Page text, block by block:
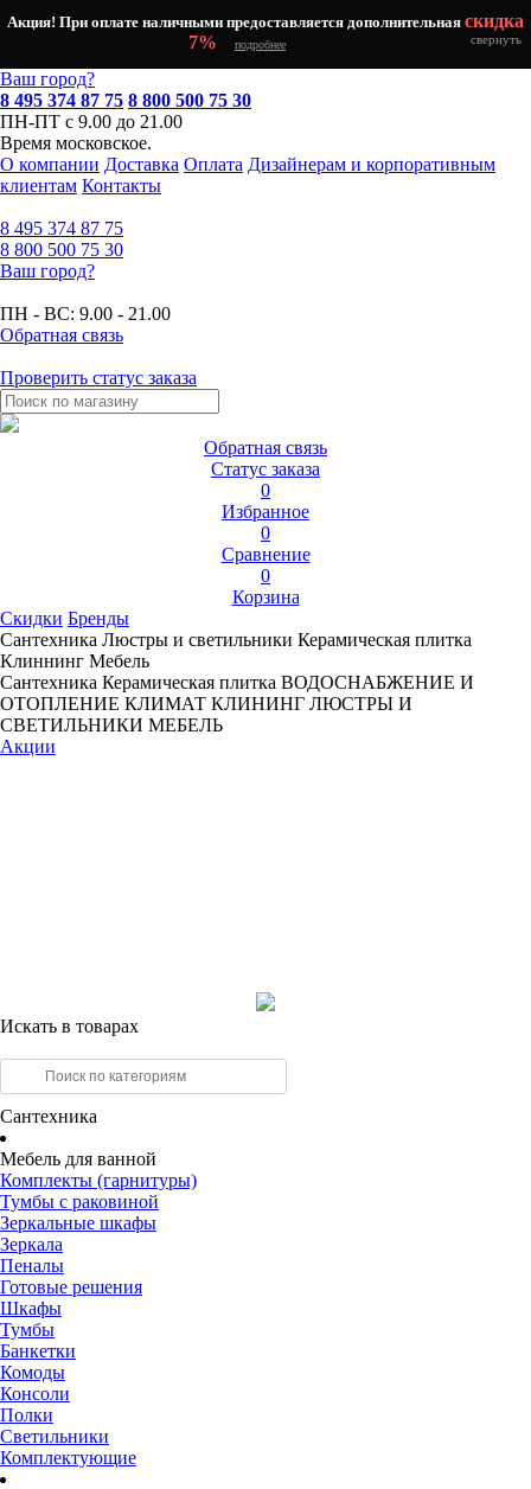
Акция! При оплате наличными предоставляется дополнительная скидка
7%
подробнее свернуть
Ваш город?
8 495 374 87 75 8 800 500 75 30
ПН-ПТ с 9.00 до 21.00
Время московское.
О компании Доставка Оплата Дизайнерам и корпоративным
клиентам Контакты
8 495 374 87 75
8 800 500 75 30
Ваш город?
ПН - ВС: 9.00 - 21.00
Обратная связь
Проверить статус заказа
Обратная связь
Статус заказа
0
Избранное
0
Сравнение
0
Корзина
Скидки Бренды
Сантехника Люстры и светильники Керамическая плитка
Клиннинг Мебель
Сантехника Керамическая плитка ВОДОСНАБЖЕНИЕ И
ОТОПЛЕНИЕ КЛИМАТ КЛИНИНГ ЛЮСТРЫ И
СВЕТИЛЬНИКИ МЕБЕЛЬ
Акции
Искать в товарах
Сантехника
Мебель для ванной
Комплекты (гарнитуры)
Тумбы с раковиной
Зеркальные шкафы
Зеркала
Пеналы
Готовые решения
Шкафы
Тумбы
Банкетки
Комоды
Консоли
Полки
Светильники
Комплектующие